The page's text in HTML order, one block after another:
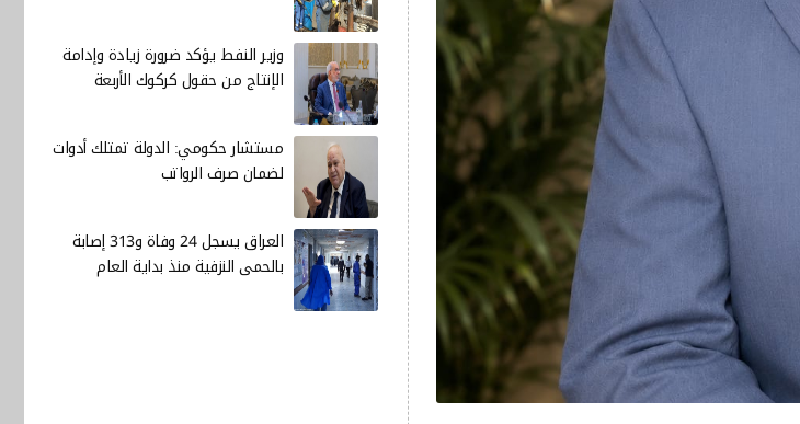
وزير النفط يؤكد ضرورة زيادة وإدامة
الإنتاج من حقول كركوك الأربعة
مستشار حكومي: الدولة تمتلك أدوات
لضمان صرف الرواتب
العراق يسجل 24 وفاة و313 إصابة
بالحمى النزفية منذ بداية العام